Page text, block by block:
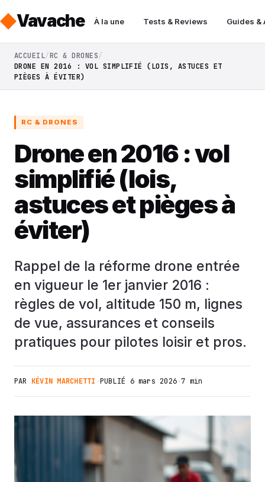
Vavache À la une Tests & Reviews Guides &
ACCUEIL RC & DRONES
DRONE EN 2016 : VOL SIMPLIFIÉ (LOIS, ASTUCES ET
PIÈGES À ÉVITER)
RC & DRONES
Drone en 2016 : vol
simplifié (lois,
astuces et pièges à
éviter)
Rappel de la réforme drone entrée
en vigueur le 1er janvier 2016 :
règles de vol, altitude 150 m, lignes
de vue, assurances et conseils
pratiques pour pilotes loisir et pros.
PAR KÉVIN MARCHETTI ·PUBLIÉ 6 mars 2026·7 min